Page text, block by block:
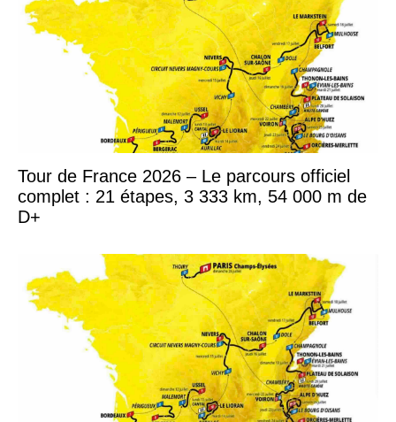
Tour de France 2026 – Le parcours officiel
complet : 21 étapes, 3 333 km, 54 000 m de
D+